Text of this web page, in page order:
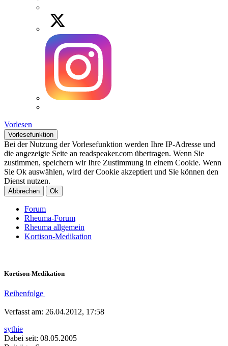
Vorlesen
Vorlesefunktion
Bei der Nutzung der Vorlesefunktion werden Ihre IP-Adresse und
die angezeigte Seite an readspeaker.com übertragen. Wenn Sie
zustimmen, speichern wir Ihre Zustimmung in einem Cookie. Wenn
Sie Ok auswählen, wird der Cookie akzeptiert und Sie können den
Dienst nutzen.
Abbrechen Ok
Forum
Rheuma-Forum
Rheuma allgemein
Kortison-Medikation
Kortison-Medikation
Reihenfolge
Verfasst am: 26.04.2012, 17:58
sythie
Dabei seit: 08.05.2005